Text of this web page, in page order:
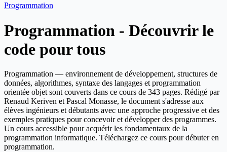
Programmation
Programmation - Découvrir le
code pour tous
Programmation — environnement de développement, structures de
données, algorithmes, syntaxe des langages et programmation
orientée objet sont couverts dans ce cours de 343 pages. Rédigé par
Renaud Keriven et Pascal Monasse, le document s'adresse aux
élèves ingénieurs et débutants avec une approche progressive et des
exemples pratiques pour concevoir et développer des programmes.
Un cours accessible pour acquérir les fondamentaux de la
programmation informatique. Téléchargez ce cours pour débuter en
programmation.